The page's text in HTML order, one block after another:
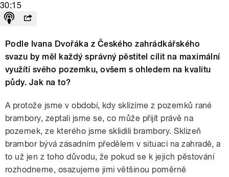
30:15
Podle Ivana Dvořáka z Českého zahrádkářského
svazu by měl každý správný pěstitel cílit na maximální
využítí svého pozemku, ovšem s ohledem na kvalitu
půdy. Jak na to?
A protože jsme v období, kdy sklízíme z pozemků rané
brambory, zeptali jsme se, co může přijít právě na
pozemek, ze kterého jsme sklidili brambory. Sklizeň
brambor bývá zásadním předělem v situaci na zahradě, a
to už jen z toho důvodu, že pokud se k jejich pěstování
rozhodneme, osazujeme jimi většinou poměrně